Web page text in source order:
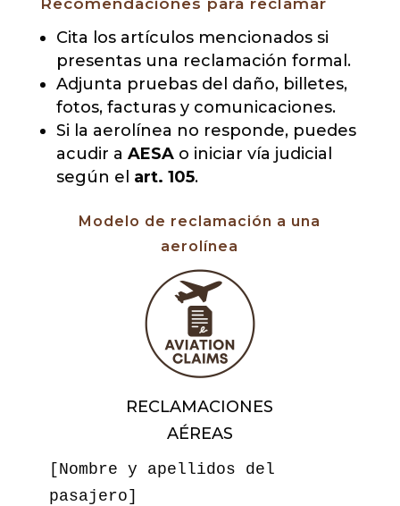
Cita los artículos mencionados si
presentas una reclamación formal.
Adjunta pruebas del daño, billetes,
fotos, facturas y comunicaciones.
Si la aerolínea no responde, puedes
acudir a AESAo iniciar vía judicial
según el art. 105.
Modelo de reclamación a una
aerolínea
RECLAMACIONES
AÉREAS
[Nombre y apellidos del
pasajero]